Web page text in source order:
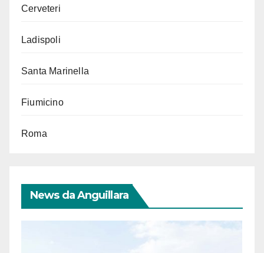
Cerveteri
Ladispoli
Santa Marinella
Fiumicino
Roma
News da Anguillara